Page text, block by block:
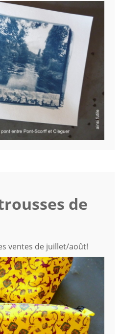
de
ventes de juillet/août!